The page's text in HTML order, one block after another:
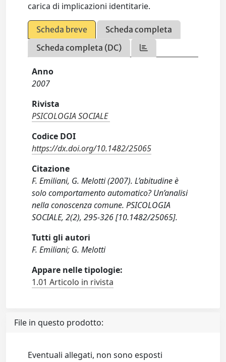
carica di implicazioni identitarie.
Scheda breve
Scheda completa
Scheda completa (DC)
Anno
2007
Rivista
PSICOLOGIA SOCIALE
Codice DOI
https://dx.doi.org/10.1482/25065
Citazione
F. Emiliani, G. Melotti (2007). L’abitudine è
solo comportamento automatico? Un’analisi
nella conoscenza comune. PSICOLOGIA
SOCIALE, 2(2), 295-326 [10.1482/25065].
Tutti gli autori
F. Emiliani; G. Melotti
Appare nelle tipologie:
1.01 Articolo in rivista
File in questo prodotto:
Eventuali allegati, non sono esposti